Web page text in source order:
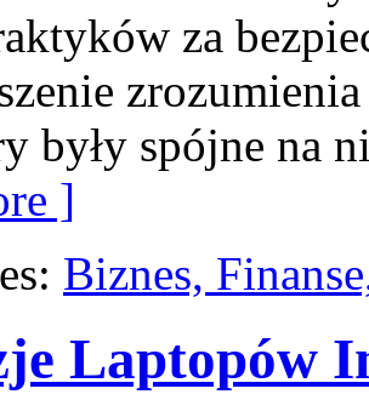
za
były spójne na
]
Biznes,
Laptopów